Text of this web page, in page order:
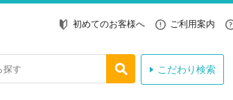
初めてのお客様へ ご利用案内
こだわり検索